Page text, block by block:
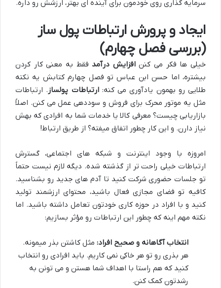
سرمایه گذاری روی خودمون برای آینده ای بهتر، ارزشش رو داره.
ایجاد و پرورش ارتباطات پول ساز
(بررسی فصل چهارم)
خیلی ها فکر می کننافزایش درآمدفقط به معنی کار کردن
بیشتره، اما حسن ابن عباس تو فصل چهارم کتابش یه نکته
طلایی رو بهمون یادآوری می کنه:ارتباطات پولساز . ارتباطات
مثل یه موتور محرک برای فروش و سوددهی عمل می کنن. اصلاً
بازاریابی چیست؟ معرفی کالا یا خدمات شما به افرادی که بهش
نیاز دارن. و این کار چطور اتفاق میفته؟ از طریق ارتباط!
امروزه با وجود اینترنت و شبکه های اجتماعی، گسترش
ارتباطات خیلی راحت تر از گذشته شده. دیگه لازم نیست حتماً
تو جلسات حضوری شرکت کنید تا آدم های جدید رو بشناسید.
کافیه تو فضای مجازی فعال باشید، محتوای ارزشمند تولید
کنید و با افراد در حوزه کاری خودتون تعامل داشته باشید. اما
نکته مهم اینه که چطور این ارتباطات رو مؤثر بسازیم:
انتخاب آگاهانه و صحیح افراد: مثل کاشتن بذر میمونه.
هر بذری رو تو هر خاکی نمی کاریم. باید افرادی رو انتخاب
کنید که هم راستا با اهداف شما هستن و می تونن به
رشدتون کمک کنن.